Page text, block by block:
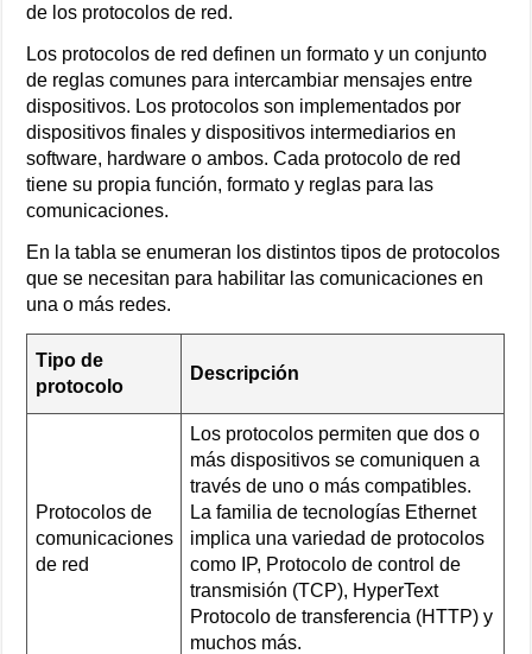
de los protocolos de red.
Los protocolos de red definen un formato y un conjunto
de reglas comunes para intercambiar mensajes entre
dispositivos. Los protocolos son implementados por
dispositivos finales y dispositivos intermediarios en
software, hardware o ambos. Cada protocolo de red
tiene su propia función, formato y reglas para las
comunicaciones.
En la tabla se enumeran los distintos tipos de protocolos
que se necesitan para habilitar las comunicaciones en
una o más redes.
Tipo de
protocolo
Descripción
Protocolos de
comunicaciones
de red
Los protocolos permiten que dos o
más dispositivos se comuniquen a
través de uno o más compatibles.
La familia de tecnologías Ethernet
implica una variedad de protocolos
como IP, Protocolo de control de
transmisión (TCP), HyperText
Protocolo de transferencia (HTTP) y
muchos más.